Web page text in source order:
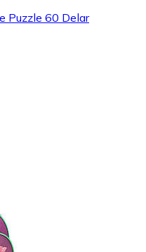
Puzzle 60 Delar